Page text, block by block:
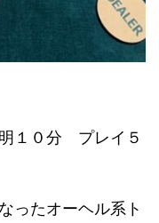
１０分 プレイ５
ったオーヘル系ト